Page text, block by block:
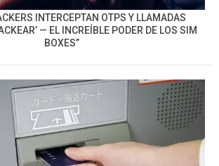
INTERCEPTAN OTPS Y LLAMADAS
— EL INCREÍBLE PODER DE LOS SIM
BOXES”